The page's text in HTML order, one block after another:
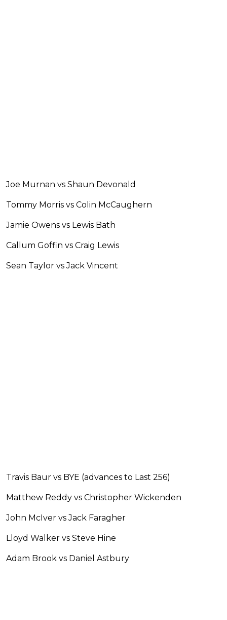
Joe Murnan vs Shaun Devonald
Tommy Morris vs Colin McCaughern
Jamie Owens vs Lewis Bath
Callum Goffin vs Craig Lewis
Sean Taylor vs Jack Vincent
Travis Baur vs BYE (advances to Last 256)
Matthew Reddy vs Christopher Wickenden
John McIver vs Jack Faragher
Lloyd Walker vs Steve Hine
Adam Brook vs Daniel Astbury